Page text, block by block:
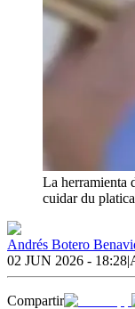
La herramienta
cuidar du
Andrés Botero
02 JUN 2026 - 18:28|
Compartir